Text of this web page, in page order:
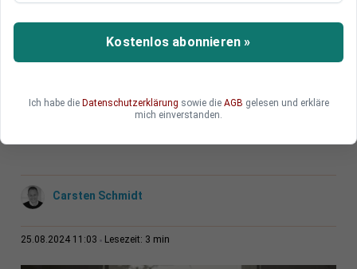
entfacht alte Konflikte
Gesamtmetall-Chef Stefan Wolf hat mit seinem
Vorstoß für eine Rente mit 70 eine alte Debatte
Experten vor den Folgen, während die Ampel wie
gewohnt zerstritten ist.
Carsten Schmidt
25.08.2024 11:03 Lesezeit: 3 min
Kostenlos abonnieren »
Ich habe die Datenschutzerklärung sowie die AGB gelesen und erkläre
mich einverstanden.